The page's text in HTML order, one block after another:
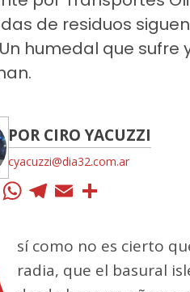
de residuos
humedal que sufre
POR CIRO YACUZZI
cyacuzzi@dia32.com.ar
Facebook
WhatsApp
Telegram
Email
sí como no es cierto
radia, que el basural